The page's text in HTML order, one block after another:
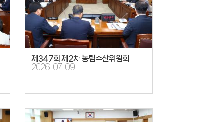
제347회 제2차 농림수산위원회
2026-07-09